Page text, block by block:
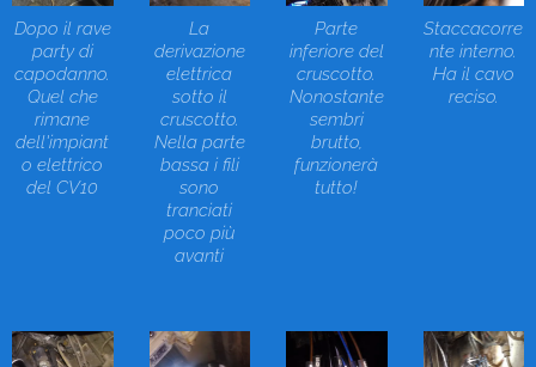
Dopo il rave
party di
capodanno.
Quel che
rimane
dell'impiant
o elettrico
del CV10
La
derivazione
elettrica
sotto il
cruscotto.
Nella parte
bassa i fili
sono
tranciati
poco più
avanti
Parte
inferiore del
cruscotto.
Nonostante
sembri
brutto,
funzionerà
tutto!
Staccacorre
nte interno.
Ha il cavo
reciso.